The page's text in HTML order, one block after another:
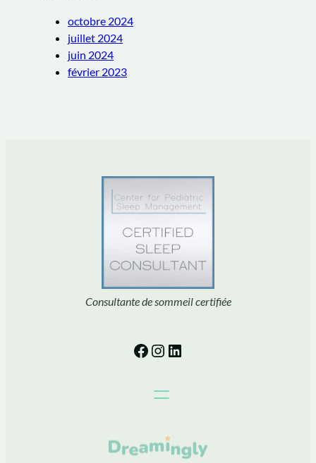
octobre 2024
juillet 2024
juin 2024
février 2023
Consultante de sommeil certifiée
Facebook
Instagram
LinkedIn